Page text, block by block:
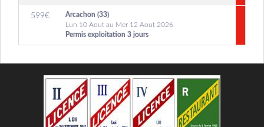
599€
Arcachon (33)
Lun 10 Aout au Mer 12 Aout 2026
Permis exploitation 3 jours